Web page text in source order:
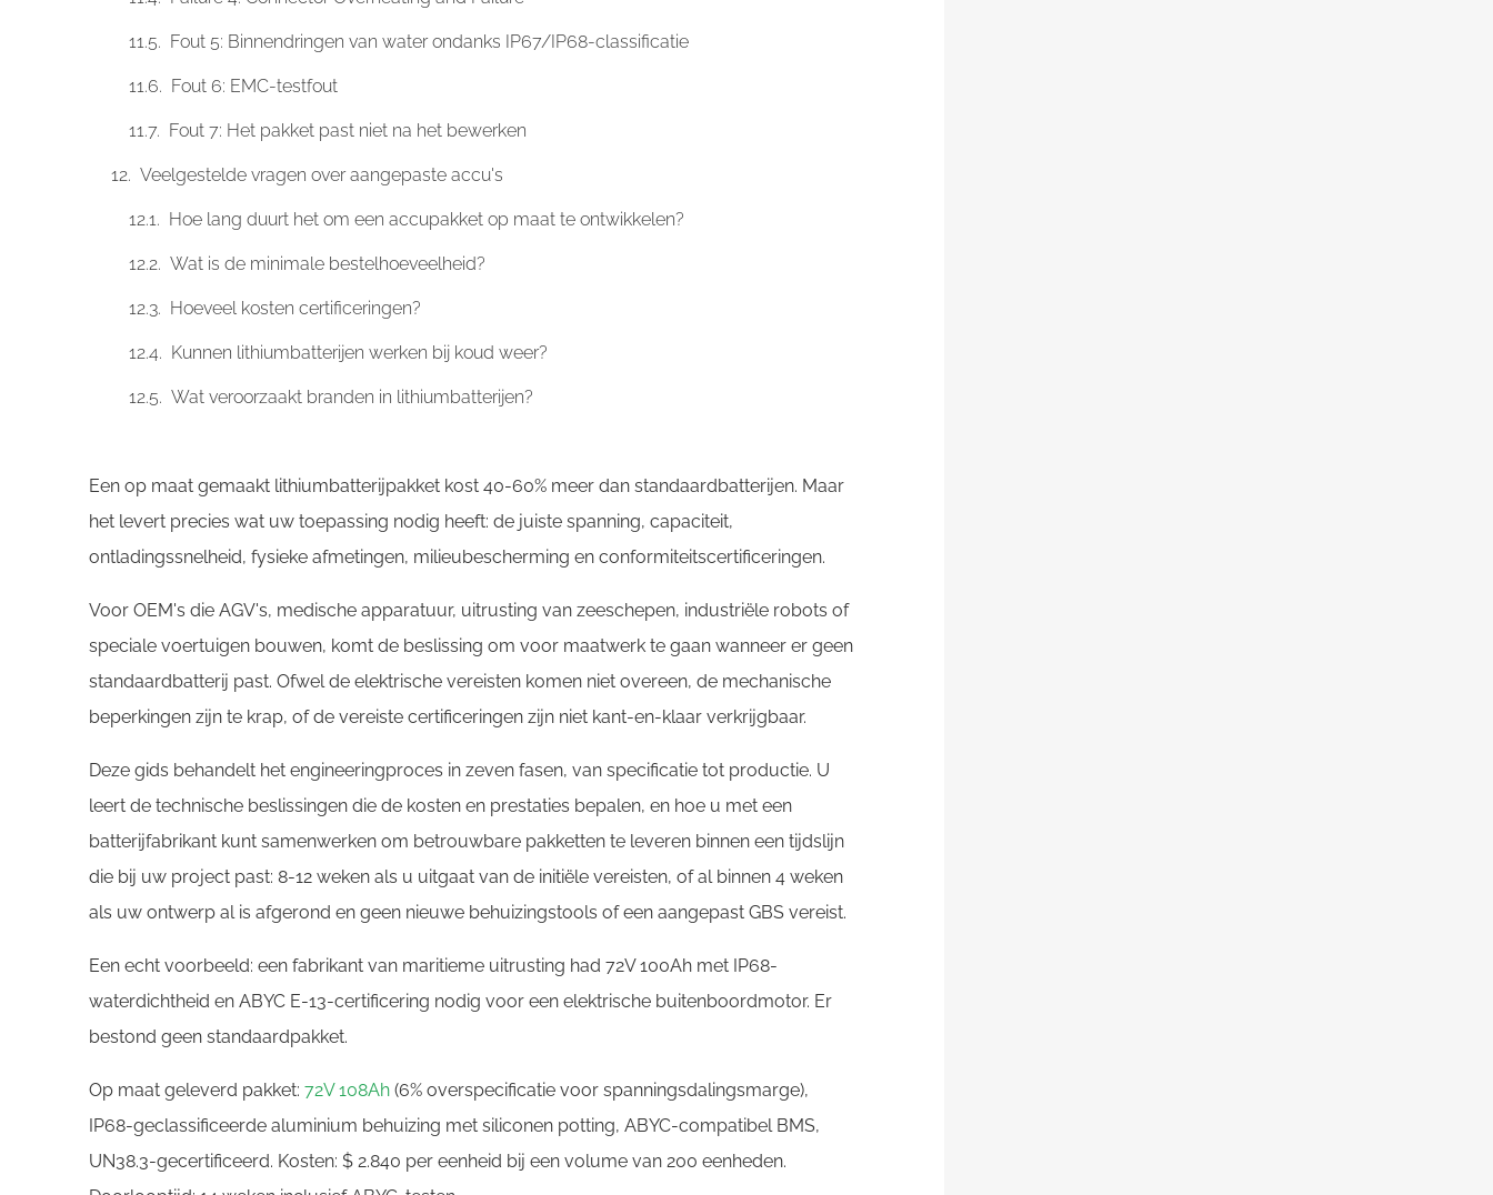
Fout 5: Binnendringen van water ondanks IP67/IP68-classificatie
Fout 6: EMC-testfout
Fout 7: Het pakket past niet na het bewerken
Veelgestelde vragen over aangepaste accu's
Hoe lang duurt het om een ​​accupakket op maat te ontwikkelen?
Wat is de minimale bestelhoeveelheid?
Hoeveel kosten certificeringen?
Kunnen lithiumbatterijen werken bij koud weer?
Wat veroorzaakt branden in lithiumbatterijen?
Een op maat gemaakt lithiumbatterijpakket kost 40-60% meer dan standaardbatterijen. Maar
het levert precies wat uw toepassing nodig heeft: de juiste spanning, capaciteit,
ontladingssnelheid, fysieke afmetingen, milieubescherming en conformiteitscertificeringen.
Voor OEM's die AGV's, medische apparatuur, uitrusting van zeeschepen, industriële robots of
speciale voertuigen bouwen, komt de beslissing om voor maatwerk te gaan wanneer er geen
standaardbatterij past. Ofwel de elektrische vereisten komen niet overeen, de mechanische
beperkingen zijn te krap, of de vereiste certificeringen zijn niet kant-en-klaar verkrijgbaar.
Deze gids behandelt het engineeringproces in zeven fasen, van specificatie tot productie. U
leert de technische beslissingen die de kosten en prestaties bepalen, en hoe u met een
batterijfabrikant kunt samenwerken om betrouwbare pakketten te leveren binnen een tijdslijn
die bij uw project past: 8-12 weken als u uitgaat van de initiële vereisten, of al binnen 4 weken
als uw ontwerp al is afgerond en geen nieuwe behuizingstools of een aangepast GBS vereist.
Een echt voorbeeld: een fabrikant van maritieme uitrusting had 72V 100Ah met IP68-
waterdichtheid en ABYC E-13-certificering nodig voor een elektrische buitenboordmotor. Er
bestond geen standaardpakket.
Op maat geleverd pakket: 72V 108Ah (6% overspecificatie voor spanningsdalingsmarge),
IP68-geclassificeerde aluminium behuizing met siliconen potting, ABYC-compatibel BMS,
UN38.3-gecertificeerd. Kosten: $ 2.840 per eenheid bij een volume van 200 eenheden.